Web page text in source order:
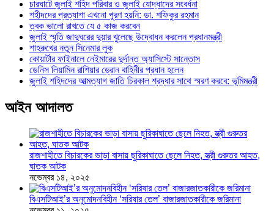
চারঘাটে জুলাই শহিদ পরিবার ও জুলাই যোদ্ধাদের সংবর্ধনা
শহীদদের প্রত্যাশা এখনো পূরণ হয়নি: ডা. শফিকুর রহমান
ত্বক ভালো রাখতে যে ৫ কাজ করবেন
জুলাই স্মৃতি জাদুঘরের দুয়ার খুলেছে উদ্বোধন করলেন প্রধানমন্ত্রী
শাহরুখের নতুন সিনেমার লুক
কোয়ার্টার ফাইনালে নেইমারের দুর্দান্ত অ্যাসিস্টে সান্তোস
ডেনিস লিয়ামিন রাশিয়ার ড্রোন বাহিনীর প্রধান হলেন
জুলাই শহিদদের আত্মত্যাগ জাতি চিরকাল শ্রদ্ধার সাথে স্মরণ করবে: ভূমিমন্ত্রী
আইন আদালত
রাজশাহীতে বিচারকের ভাড়া বাসায় ছুরিকাঘাতে ছেলে নিহত, স্ত্রী গুরুতর আহত,
ঘাতক আটক
নভেম্বর ১৪, ২০২৫
বিএসটিআই’র অনুমোদনবিহীন ‘সরিষার তেল’ বাজারজাতকারীকে জরিমানা